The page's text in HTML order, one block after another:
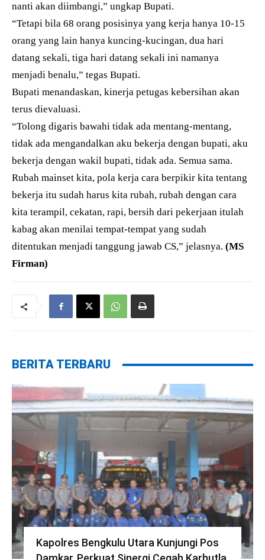
nanti akan diimbangi,” ungkap Bupati.
“Tetapi bila 68 orang posisinya yang kerja hanya 10-15
orang yang lain hanya kuncing-kucingan, dua hari
datang sekali, tiga hari datang sekali ini namanya
menjadi benalu,” tegas Bupati.
Bupati menandaskan, kinerja petugas kebersihan akan
terus dievaluasi.
“Tolong digaris bawahi tidak ada mentang-mentang,
tidak ada mengandalkan aku bekerja dengan bupati, aku
bekerja dengan wakil bupati, tidak ada. Semua sama.
Rubah mainset kita, pola kerja cara berpikir kita tentang
bekerja itu sudah harus kita rubah, rubah dengan cara
kita terampil, cekatan, rapi, bersih dari pekerjaan itulah
kabag akan menilai tempat-tempat yang sudah
ditentukan menjadi tanggung jawab CS,” jelasnya. (MS
Firman)
BERITA TERBARU
Kapolres Bengkulu Utara Kunjungi Pos